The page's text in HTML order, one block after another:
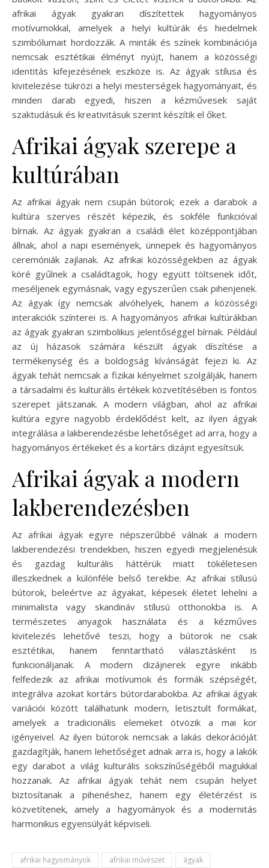
afrikai ágyak gyakran díszítettek hagyományos
motívumokkal, amelyek a helyi kultúrák és hiedelmek
szimbólumait hordozzák. A minták és színek kombinációja
nemcsak esztétikai élményt nyújt, hanem a közösségi
identitás kifejezésének eszköze is. Az ágyak stílusa és
kivitelezése tükrözi a helyi mesterségek hagyományait, és
minden darab egyedi, hiszen a kézművesek saját
szaktudásuk és kreativitásuk szerint készítik el őket.
Afrikai ágyak szerepe a
kultúrában
Az afrikai ágyak nem csupán bútorok; ezek a darabok a
kultúra szerves részét képezik, és sokféle funkcióval
bírnak. Az ágyak gyakran a családi élet középpontjában
állnak, ahol a napi események, ünnepek és hagyományos
ceremóniák zajlanak. Az afrikai közösségekben az ágyak
köré gyűlnek a családtagok, hogy együtt töltsenek időt,
meséljenek egymásnak, vagy egyszerűen csak pihenjenek.
Az ágyak így nemcsak alvóhelyek, hanem a közösségi
interakciók színterei is. A hagyományos afrikai kultúrákban
az ágyak gyakran szimbolikus jelentőséggel bírnak. Például
az új házasok számára készült ágyak díszítése a
termékenység és a boldogság kívánságát fejezi ki. Az
ágyak tehát nemcsak a fizikai kényelmet szolgálják, hanem
a társadalmi és kulturális értékek közvetítésében is fontos
szerepet játszanak. A modern világban, ahol az afrikai
kultúra egyre nagyobb érdeklődést kelt, az ilyen ágyak
integrálása a lakberendezésbe lehetőséget ad arra, hogy a
hagyományos értékeket és a kortárs dizájnt egyesítsük.
Afrikai ágyak a modern
lakberendezésben
Az afrikai ágyak egyre népszerűbbé válnak a modern
lakberendezési trendekben, hiszen egyedi megjelenésük
és gazdag kulturális háttérük miatt tökéletesen
illeszkednek a különféle belső terekbe. Az afrikai stílusú
bútorok, beleértve az ágyakat, képesek életet lehelni a
minimalista vagy skandináv stílusú otthonokba is. A
természetes anyagok használata és a kézműves
kivitelezés lehetővé teszi, hogy a bútorok ne csak
esztétikai, hanem fenntartható választásként is
funkcionáljanak. A modern dizájnerek egyre inkább
felfedezik az afrikai motívumok és formák szépségét,
integrálva azokat kortárs bútordarabokba. Az afrikai ágyak
variációi között találhatunk modern, letisztult formákat,
amelyek a tradicionális elemeket ötvözik a mai kor
igényeivel. Az ilyen bútorok nemcsak a lakás dekorációját
gazdagítják, hanem lehetőséget adnak arra is, hogy a lakók
egy darabot a világ kulturális sokszínűségéből magukkal
hozzanak. Az afrikai ágyak tehát nem csupán helyet
biztosítanak a pihenéshez, hanem egy életérzést is
közvetítenek, amely a hagyományok és a modernitás
harmonikus egyensúlyát képviseli.
afrikai hagyományok afrikai művészet
ágyak